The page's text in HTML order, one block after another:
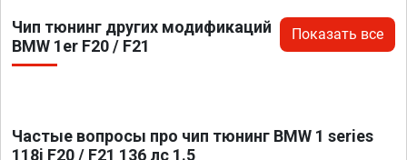
Чип тюнинг других модификаций
BMW 1er F20 / F21
Показать все
Частые вопросы про чип тюнинг BMW 1 series
118i F20 / F21 136 лс 1.5